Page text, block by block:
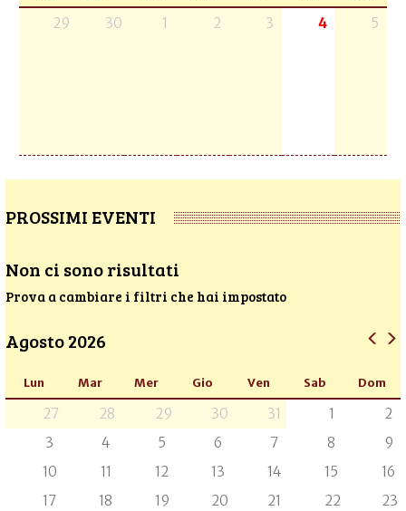
29 30 1 2 3 4 5
PROSSIMI EVENTI
Non ci sono risultati
Prova a cambiare i filtri che hai impostato
Agosto 2026
Lun Mar Mer Gio Ven Sab Dom
27 28 29 30 31 1
2
3
4 5 6 7 8
9
10
11 12 13 14 15
16
17
18 19 20 21 22
23